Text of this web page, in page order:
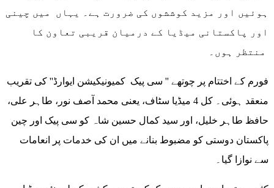
ہوئیں اور مزید کوششوں کی ضرورت ہے۔ یہاں میں چینی
اور پاکستانی میڈیا کے درمیان قریبی تعاون کا
فورم کے اختتام پر چوتھے '' سی پیک کمیونیکیشن ایوارڈ'' کی تقریب
منعقد ہوئی۔ کل 4 میڈیا سٹاف، یعنی محمد آصف نور، طاہر علی،
حافظ طاہر خلیل، اور سید کمال حسین شاہ کو سی پیک اور چین
پاکستان دوستی کو مضبوط بنانے میں ان کی خدمات پر انعامات
سے نوازا گیا۔